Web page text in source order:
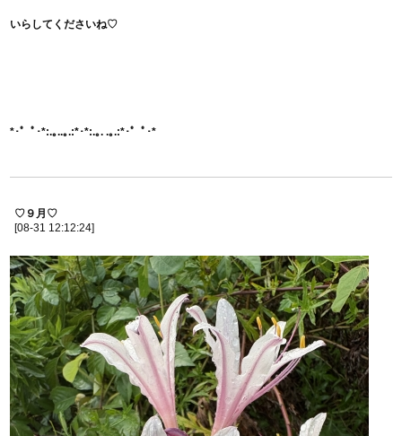
いらしてくださいね♡
*･゜ﾟ･*:.｡..｡.:*･*:.｡. .｡.:*･゜ﾟ･*
♡９月♡
[08-31 12:12:24]